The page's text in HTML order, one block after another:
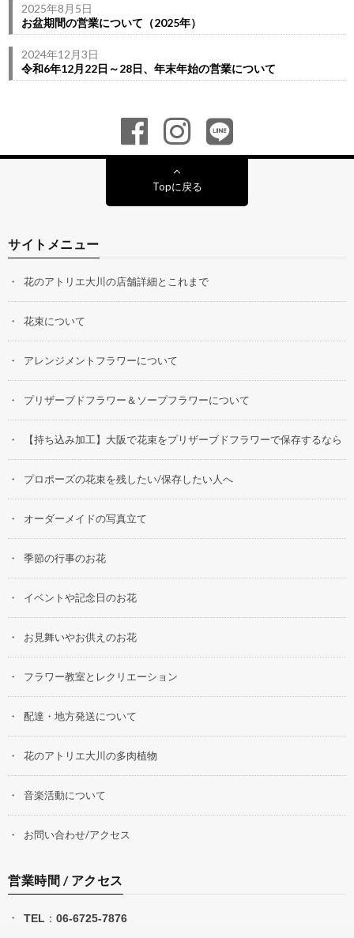
2025年8月5日
お盆期間の営業について（2025年）
2024年12月3日
令和6年12月22日～28日、年末年始の営業について
Topに戻る
サイトメニュー
花のアトリエ大川の店舗詳細とこれまで
花束について
アレンジメントフラワーについて
プリザーブドフラワー＆ソープフラワーについて
【持ち込み加工】大阪で花束をプリザーブドフラワーで保存するなら
プロポーズの花束を残したい/保存したい人へ
オーダーメイドの写真立て
季節の行事のお花
イベントや記念日のお花
お見舞いやお供えのお花
フラワー教室とレクリエーション
配達・地方発送について
花のアトリエ大川の多肉植物
音楽活動について
お問い合わせ/アクセス
営業時間 / アクセス
TEL ： 06-6725-7876